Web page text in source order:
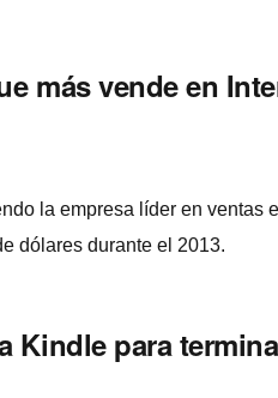
más vende en
la empresa lí­der en ventas
dólares durante el 2013.
Kindle para